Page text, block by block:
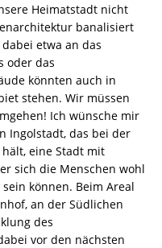
Heimatstadt nicht
banalisiert
etwa an das
oder das
könnten auch in
stehen. Wir müssen
Ich wünsche mir
Ingolstadt, das bei der
eine Stadt mit
sich die Menschen wohl
können. Beim Areal
an der Südlichen
des
vor den nächsten